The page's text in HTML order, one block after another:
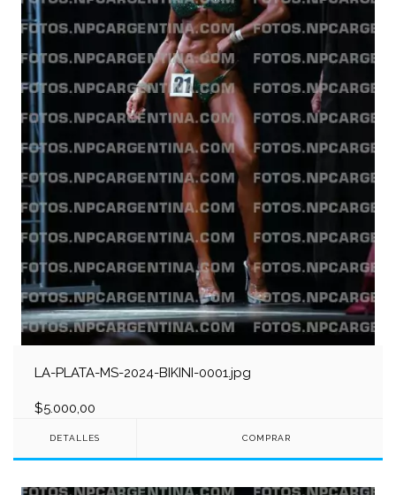
LA-PLATA-MS-2024-BIKINI-0001.jpg
$5.000,00
DETALLES